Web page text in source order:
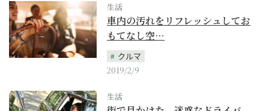
生活
車内の汚れをリフレッシュしてお
もてなし空…
クルマ
2019/2/9
生活